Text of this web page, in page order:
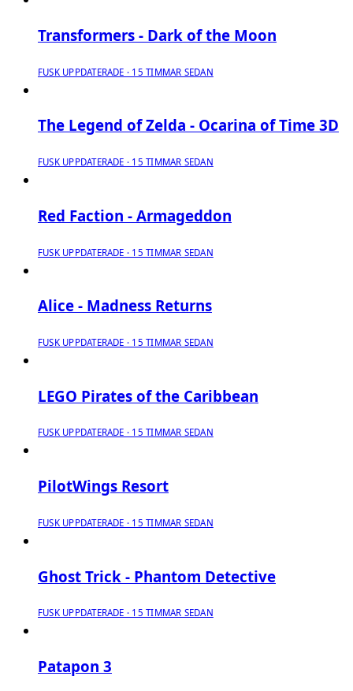
Transformers - Dark of the Moon
FUSK UPPDATERADE · 15 TIMMAR SEDAN
The Legend of Zelda - Ocarina of Time 3D
FUSK UPPDATERADE · 15 TIMMAR SEDAN
Red Faction - Armageddon
FUSK UPPDATERADE · 15 TIMMAR SEDAN
Alice - Madness Returns
FUSK UPPDATERADE · 15 TIMMAR SEDAN
LEGO Pirates of the Caribbean
FUSK UPPDATERADE · 15 TIMMAR SEDAN
PilotWings Resort
FUSK UPPDATERADE · 15 TIMMAR SEDAN
Ghost Trick - Phantom Detective
FUSK UPPDATERADE · 15 TIMMAR SEDAN
Patapon 3